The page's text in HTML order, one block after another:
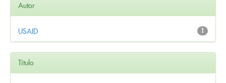
Autor
1
USAID
Título